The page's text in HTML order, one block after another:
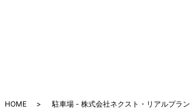
HOME 駐車場 - 株式会社ネクスト・リアルプラン